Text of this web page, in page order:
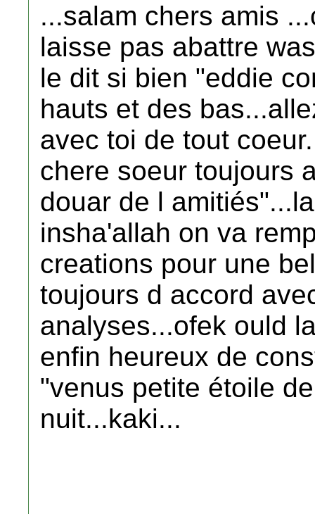
...salam chers amis
laisse pas abattre
le dit si bien "eddie
hauts et des
avec toi de tout
chere soeur toujours
douar de l
insha'allah on va
creations pour une
toujours d accord
analyses...ofek ould
enfin heureux de
"venus petite étoile
nuit...kaki...